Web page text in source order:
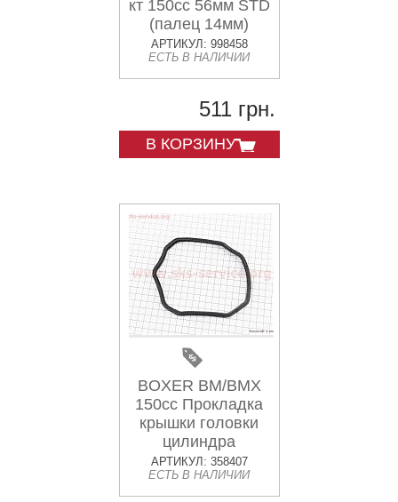
кт 150cc 56мм STD
(палец 14мм)
АРТИКУЛ: 998458
ЕСТЬ В НАЛИЧИИ
511 грн.
В КОРЗИНУ
BOXER BM/BMX
150cc Прокладка
крышки головки
цилиндра
"JD511010"
АРТИКУЛ: 358407
ЕСТЬ В НАЛИЧИИ